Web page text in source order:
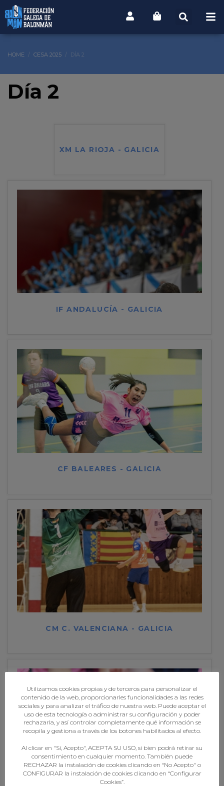
HOME CESA 2025 DÍA 2
Día 2
XM LA RIOJA - GALICIA
IF ANDALUCÍA - GALICIA
CF BALEARES - GALICIA
CM C. VALENCIANA - GALICIA
Utilizamos cookies propias y de terceros para personalizar el
contenido de la web, proporcionarles funcionalidades a las redes
sociales y para analizar el tráfico de nuestra web. Puede aceptar el
uso de esta tecnología o administrar su configuración y poder
rechazarla, y así controlar completamente qué información se
recopila y gestiona a través de los botones habilitados al efecto.
Al clicar en "Sí, Acepto", ACEPTA SU USO, si bien podrá retirar su
consentimiento en cualquier momento. También puede
RECHAZAR la instalación de cookies clicando en “No Acepto" o
CONFIGURAR la instalación de cookies clicando en “Configurar
Cookies”.